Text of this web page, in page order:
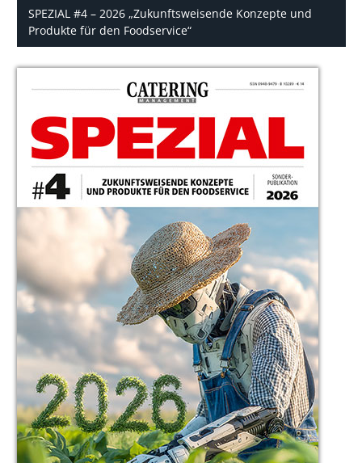
SPEZIAL #4 – 2026 „Zukunftsweisende Konzepte und
Produkte für den Foodservice“